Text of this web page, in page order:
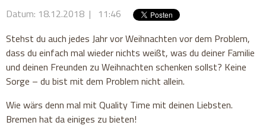
Datum: 18.12.2018 | 11:46
Stehst du auch jedes Jahr vor Weihnachten vor dem Problem,
dass du einfach mal wieder nichts weißt, was du deiner Familie
und deinen Freunden zu Weihnachten schenken sollst? Keine
Sorge – du bist mit dem Problem nicht allein.
Wie wärs denn mal mit Quality Time mit deinen Liebsten.
Bremen hat da einiges zu bieten!